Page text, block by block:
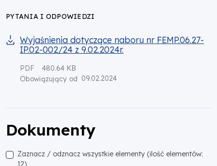
PYTANIA I ODPOWIEDZI
Wyjaśnienia dotyczące naboru nr FEMP.06.27-
IP.02-002/24 z 9.02.2024r.
PDF
480.64 KB
Obowiązujący od 09.02.2024
Dokumenty
Zaznacz / odznacz wszystkie elementy (ilość elementów:
12)